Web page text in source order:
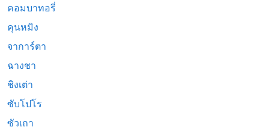
คอมบาทอรี่
คุนหมิง
จาการ์ตา
ฉางชา
ชิงเต่า
ซับโปโร
ซัวเถา